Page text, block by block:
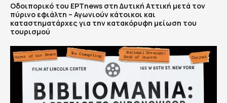
Οδοιπορικό του ΕΡΤnews στη Δυτική Αττική μετά τον
πύρινο εφιάλτη – Αγωνιούν κάτοικοι και
καταστηματάρχες για την κατακόρυφη μείωση του
τουρισμού